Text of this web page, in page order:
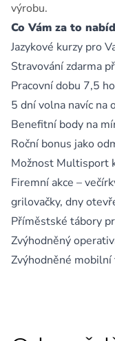
výrobu.
Co Vám za to
Jazykové kurzy pro
Stravování zdarma
Pracovní dobu 7,5
5 dní volna navíc na
Benefitní body na
Roční bonus jako
Možnost Multisport
Firemní akce –
grilovačky, dny
Příměstské tábory
Zvýhodněný
Zvýhodněné mobilní